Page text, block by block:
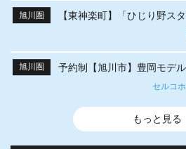
旭川圏 【東神楽町】「ひじり野ス
旭川圏 予約制【旭川市】豊岡モデ
セルコ
もっと見る